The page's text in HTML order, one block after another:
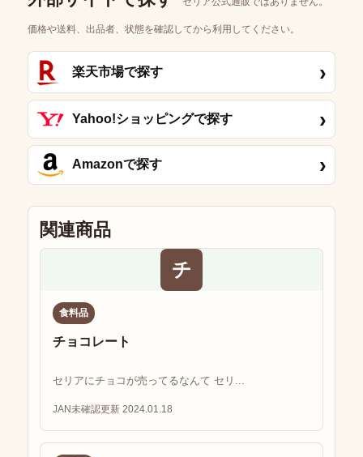
価格や送料、出品者、状態を確認してから利用してください。
楽天市場で探す ›
Yahoo!ショッピングで探す ›
Amazonで探す ›
関連商品
チ
食料品
チョコレート
セリアにチョコが売ってるなんて セリ...
JAN未確認更新 2024.01.18